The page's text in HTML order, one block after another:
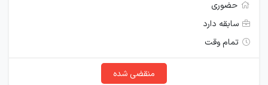
حضوری
سابقه دارد
تمام وقت
منقضی شده